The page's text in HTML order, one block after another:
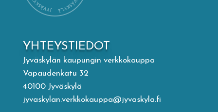
Lasten Lysti & LystiKylä-festivaali
Ohje
YHTEYSTIEDOT
Jyväskylän kaupungin verkkokauppa
Vapaudenkatu 32
40100 Jyväskylä
jyvaskylan.verkkokauppa@jyvaskyla.fi